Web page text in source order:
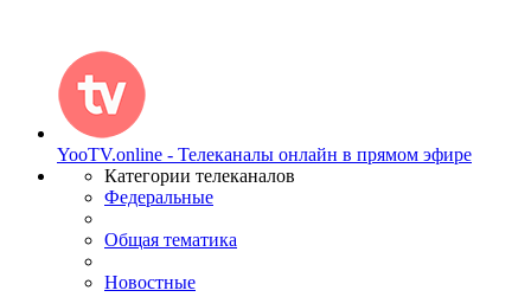
YooTV.online - Телеканалы онлайн в прямом эфире
Категории телеканалов
Федеральные
Общая тематика
Новостные